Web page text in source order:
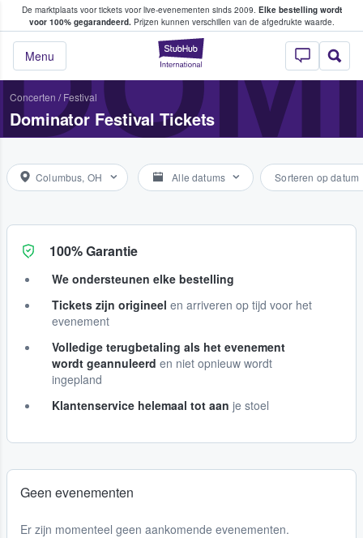
De marktplaats voor tickets voor live-evenementen sinds 2009. Elke bestelling wordt
voor 100% gegarandeerd.Prijzen kunnen verschillen van de afgedrukte waarde.
StubHub: waar
Menu
tickets kopen en verkopen
Concerten / Festival
Dominator Festival Tickets
Columbus, OH Alle datums Sorteren op datum
100% Garantie
We ondersteunen elke bestelling
Tickets zijn origineel en arriveren op tijd voor het
evenement
Volledige terugbetaling als het evenement
wordt geannuleerd en niet opnieuw wordt
ingepland
Klantenservice helemaal tot aan je stoel
Geen evenementen
Er zijn momenteel geen aankomende evenementen.